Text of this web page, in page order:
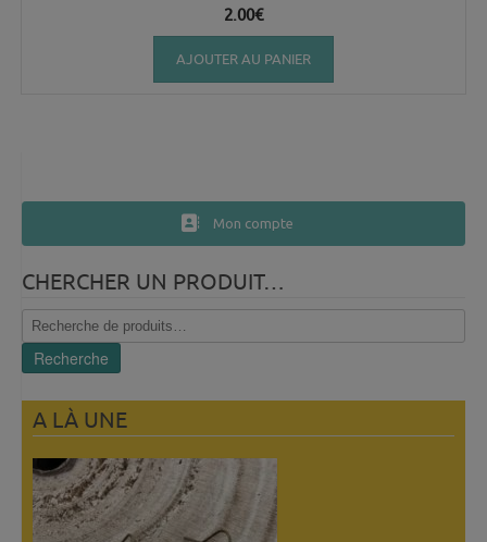
2.00€
AJOUTER AU PANIER
Mon compte
CHERCHER UN PRODUIT…
Recherche
pour :
Recherche
A LÀ UNE